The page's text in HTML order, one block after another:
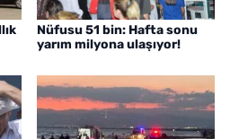
Nüfusu 51 bin: Hafta sonu
yarım milyona ulaşıyor!